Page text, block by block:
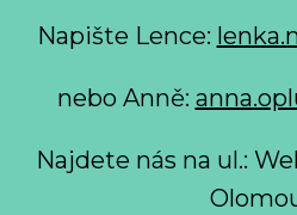
Napište Lence:
nebo Anně:
Najdete nás na ul.: